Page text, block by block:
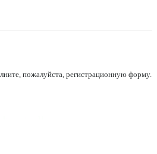
пожалуйста, регистрационную форму.